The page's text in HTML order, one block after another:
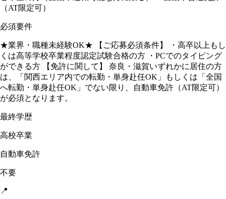
（AT限定可）
必須要件
★業界・職種未経験OK★ 【ご応募必須条件】 ・高卒以上もし
くは高等学校卒業程度認定試験合格の方 ・PCでのタイピング
ができる方 【免許に関して】 奈良・滋賀いずれかに居住の方
は、「関西エリア内での転勤・単身赴任OK」もしくは「全国
へ転勤・単身赴任OK」でない限り、自動車免許（AT限定可）
が必須となります。
最終学歴
高校卒業
自動車免許
不要
📍